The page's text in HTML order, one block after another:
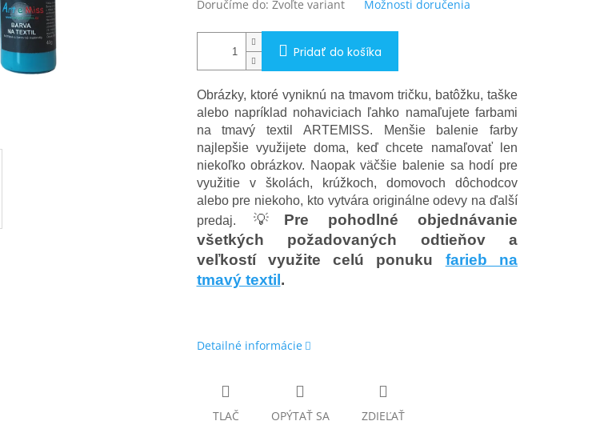
Doručíme do: Zvoľte variant Možnosti doručenia
Pridať do košíka
Obrázky, ktoré vyniknú na tmavom tričku, batôžku, taške
alebo napríklad nohaviciach ľahko namaľujete farbami
na tmavý textil ARTEMISS. Menšie balenie farby
najlepšie využijete doma, keď chcete namaľovať len
niekoľko obrázkov. Naopak väčšie balenie sa hodí pre
využitie v školách, krúžkoch, domovoch dôchodcov
alebo pre niekoho, kto vytvára originálne odevy na ďalší
predaj.💡 Pre pohodlné objednávanie
všetkých požadovaných odtieňov a
veľkostí využite celú ponuku farieb na
tmavý textil .
Detailné informácie
TLAČ OPÝTAŤ SA ZDIEĽAŤ